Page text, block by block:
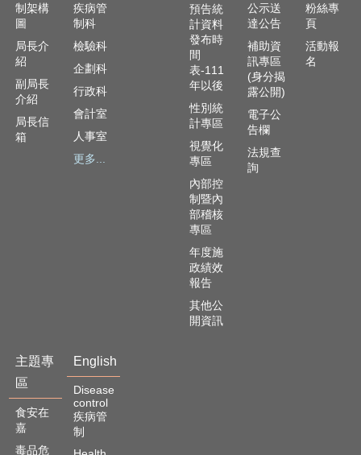
制架構
圖
局長介
紹
副局長
介紹
局長信
箱
疾病管
制科
檢驗科
企劃科
行政科
會計室
人事室
更多...
預告統
計資料
發布時
間
表-111
年以後
性別統
計專區
視覺化
專區
內部控
制暨內
部稽核
專區
年度施
政績效
報告
其他公
開資訊
公示送
達公告
補助資
訊專區
(身分揭
露公開)
電子公
告欄
法規查
詢
粉絲專
頁
活動報
名
主題專
區
食安在
嘉
毒品危
English
Disease
control
疾病管
制